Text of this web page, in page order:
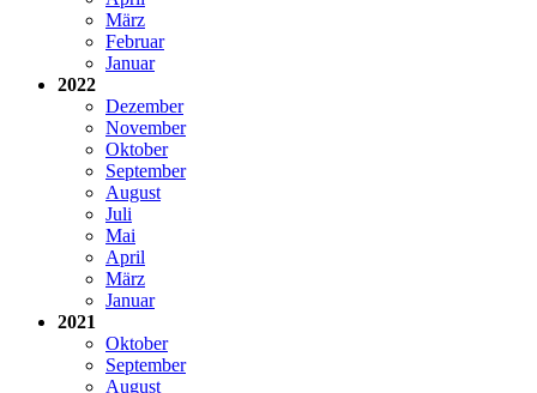
März
Februar
Januar
2022
Dezember
November
Oktober
September
August
Juli
Mai
April
März
Januar
2021
Oktober
September
August